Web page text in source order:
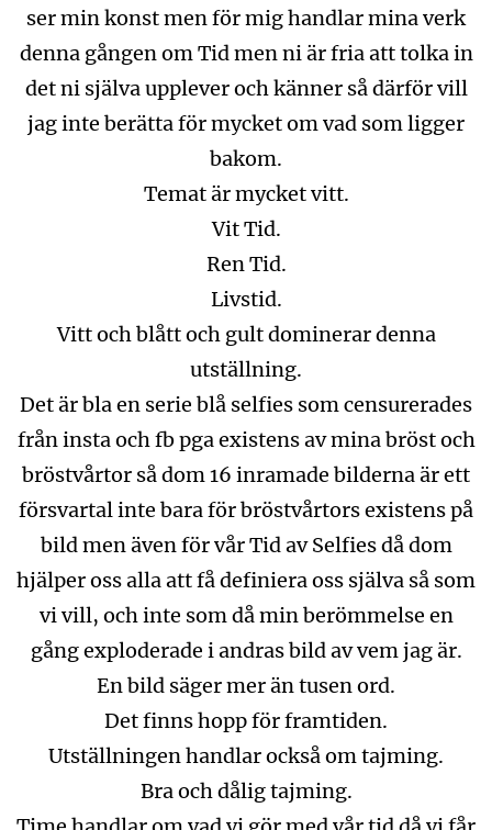
ser min konst men för mig handlar mina verk
denna gången om Tid men ni är fria att tolka in
det ni själva upplever och känner så därför vill
jag inte berätta för mycket om vad som ligger
bakom.
Temat är mycket vitt.
Vit Tid.
Ren Tid.
Livstid.
Vitt och blått och gult dominerar denna
utställning.
Det är bla en serie blå selfies som censurerades
från insta och fb pga existens av mina bröst och
bröstvårtor så dom 16 inramade bilderna är ett
försvartal inte bara för bröstvårtors existens på
bild men även för vår Tid av Selfies då dom
hjälper oss alla att få definiera oss själva så som
vi vill, och inte som då min berömmelse en
gång exploderade i andras bild av vem jag är.
En bild säger mer än tusen ord.
Det finns hopp för framtiden.
Utställningen handlar också om tajming.
Bra och dålig tajming.